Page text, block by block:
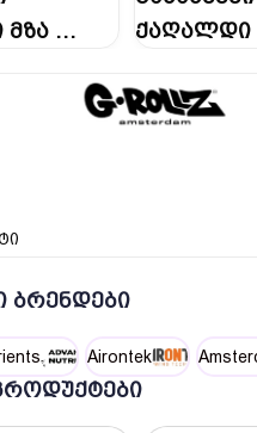
|
ქაღალდი
ᲑᲠᲔᲜᲓᲔᲑᲘ
Airontek